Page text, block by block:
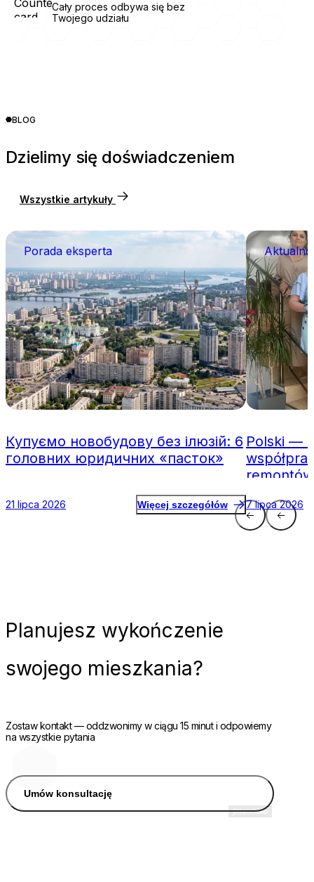
Cały proces odbywa się bez
Twojego udziału
BLOG
Dzielimy się doświadczeniem
Wszystkie artykuły
Porada eksperta
Купуємо новобудову без ілюзій: 6
головних юридичних «пасток»
21 lipca 2026 Więcej szczegółów
Polski —
remontów
7 lipca 2026
Planujesz wykończenie
swojego mieszkania?
Zostaw kontakt — oddzwonimy w ciągu 15 minut i odpowiemy
na wszystkie pytania
Umów konsultację